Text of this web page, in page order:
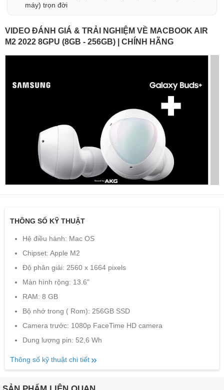
máy) trọn đời
VIDEO ĐÁNH GIÁ & TRẢI NGHIỆM VỀ MACBOOK AIR
M2 2022 8GPU (8GB - 256GB) | CHÍNH HÃNG
THÔNG SỐ KỸ THUẬT
Hệ điều hành: Mac OS
Chipset: Apple M2
Độ phân giải: 2560 x 1664 pixels
Màn hình rộng: 13.6"
RAM: 8 GB
Bộ nhớ trong ( Rom): 256GB SSD
Camera trước: 1080p FaceTime HD camera
Dung lượng pin: 52,6 Wh
Thông số kỹ thuật chi tiết